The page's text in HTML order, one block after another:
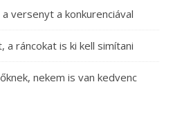
versenyt a konkurenciával
a ráncokat is ki kell simítani
nekem is van kedvenc